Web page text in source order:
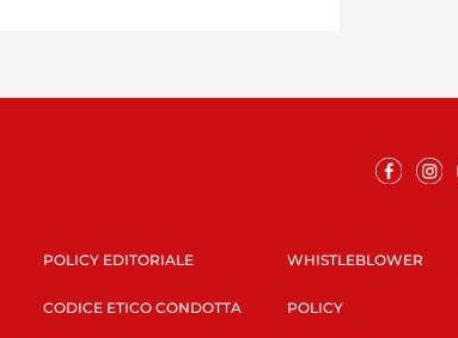
POLICY EDITORIALE
CODICE ETICO CONDOTTA
WHISTLEBLOWER
POLICY